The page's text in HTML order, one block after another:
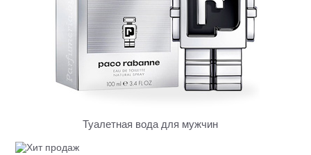
Туалетная вода для мужчин